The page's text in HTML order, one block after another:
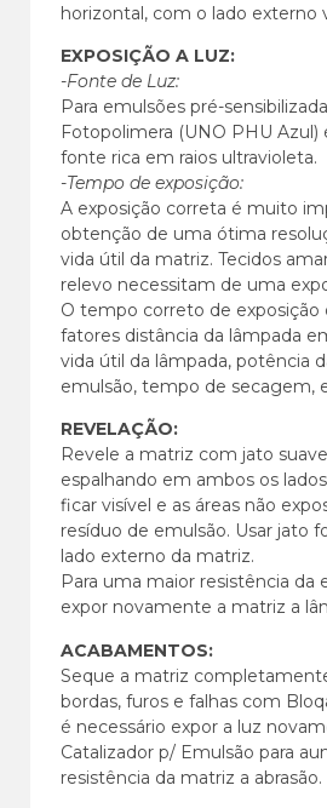
horizontal, com o lado externo
EXPOSIÇÃO A LUZ:
-Fonte de Luz:
Para emulsões pré-
Fotopolimera (UNO PHU Azul)
fonte rica em raios ultravioleta.
-Tempo de exposição:
A exposição correta é muito
obtenção de uma ótima
vida útil da matriz. Tecidos
relevo necessitam de uma
O tempo correto de exposição
fatores distância da lâmpada
vida útil da lâmpada, potência
emulsão, tempo de secagem,
REVELAÇÃO:
Revele a matriz com jato
espalhando em ambos os
ficar visível e as áreas não
resíduo de emulsão. Usar jato
lado externo da matriz.
Para uma maior resistência da
expor novamente a matriz a
ACABAMENTOS:
Seque a matriz
bordas, furos e falhas com
é necessário expor a luz
Catalizador p/ Emulsão para
resistência da matriz a abrasão.